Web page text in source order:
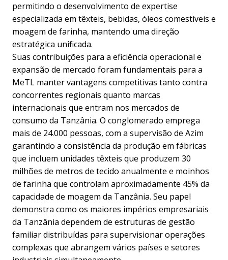
permitindo o desenvolvimento de expertise
especializada em têxteis, bebidas, óleos comestíveis e
moagem de farinha, mantendo uma direção
estratégica unificada.
Suas contribuições para a eficiência operacional e
expansão de mercado foram fundamentais para a
MeTL manter vantagens competitivas tanto contra
concorrentes regionais quanto marcas
internacionais que entram nos mercados de
consumo da Tanzânia. O conglomerado emprega
mais de 24.000 pessoas, com a supervisão de Azim
garantindo a consistência da produção em fábricas
que incluem unidades têxteis que produzem 30
milhões de metros de tecido anualmente e moinhos
de farinha que controlam aproximadamente 45% da
capacidade de moagem da Tanzânia. Seu papel
demonstra como os maiores impérios empresariais
da Tanzânia dependem de estruturas de gestão
familiar distribuídas para supervisionar operações
complexas que abrangem vários países e setores